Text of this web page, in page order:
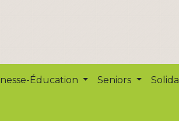
Éducation Seniors